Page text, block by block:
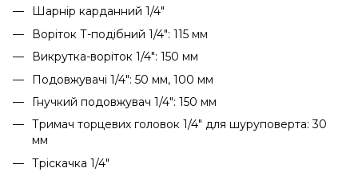
Шарнір карданний 1/4"
Воріток Т-подібний 1/4": 115 мм
Викрутка-воріток 1/4": 150 мм
Подовжувачі 1/4": 50 мм, 100 мм
Гнучкий подовжувач 1/4": 150 мм
Тримач торцевих головок 1/4" для шуруповерта: 30
мм
Тріскачка 1/4"